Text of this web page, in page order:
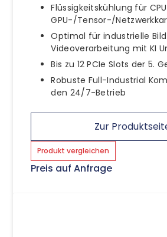
Flüssigkeitskühlung für
GPU-/Tensor-/
Optimal für industrielle
Videoverarbeitung mit KI
Bis zu 12 PCIe Slots der 5.
Robuste Full-Industrial
den 24/7-Betrieb
Zur
Produkt vergleichen
Preis auf Anfrage